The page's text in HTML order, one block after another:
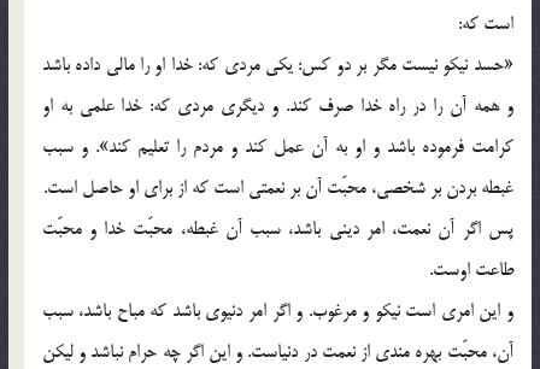
است كه:
«حسد نيكو نيست مگر بر دو كس: يكي مردي كه: خدا او را مالي داده باشد
و همه آن را در راه خدا صرف كند. و ديگري مردي كه: خدا علمي به او
كرامت فرموده باشد و او به آن عمل كند و مردم را تعليم كند». و سبب
غبطه بردن بر شخصي، محبّت آن بر نعمتي است كه از براي او حاصل است.
پس اگر آن نعمت، امر ديني باشد، سبب آن غبطه، محبّت خدا و محبّت
طاعت اوست.
و اين امري است نيكو و مرغوب. و اگر امر دنيوي باشد كه مباح باشد، سبب
آن، محبّت بهره مندي از نعمت در دنياست. و اين اگر چه حرام نباشد و ليكن